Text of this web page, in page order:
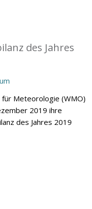
des Jahres
Meteorologie (WMO)
2019 ihre
des Jahres 2019